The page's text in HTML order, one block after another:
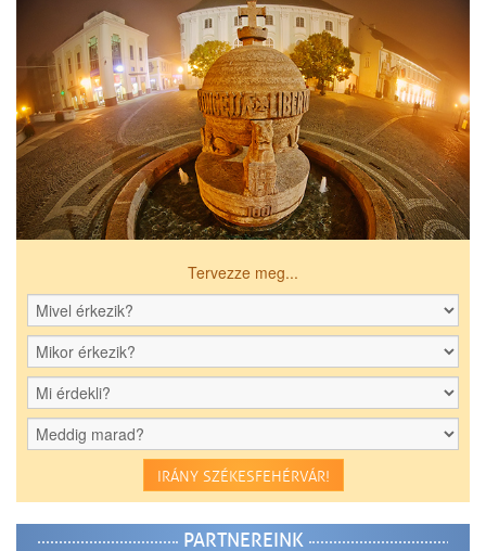
Tervezze meg...
IRÁNY SZÉKESFEHÉRVÁR!
PARTNEREINK